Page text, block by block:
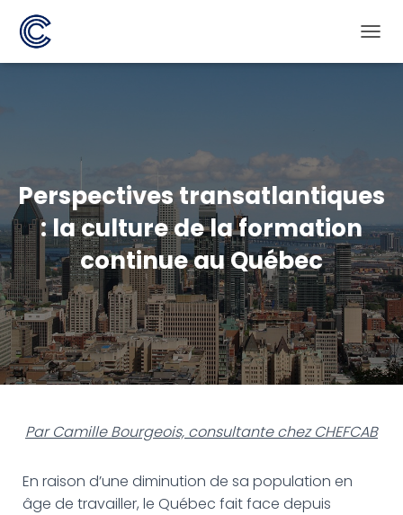
É
N
V
I
G
A
T
I
O
N
Perspectives transatlantiques
: la culture de la formation
continue au Québec
Par Camille Bourgeois, consultante chez CHEFCAB
En raison d’une diminution de sa population en
âge de travailler, le Québec fait face depuis